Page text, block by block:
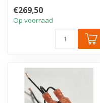
vakk...
€269,50
Op voorraad